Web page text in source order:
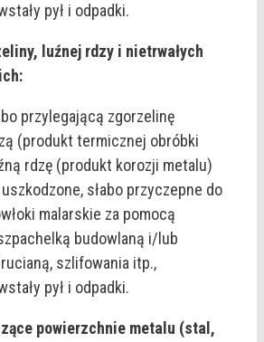
pył i odpadki.
luźnej rdzy i nietrwałych
przylegającą zgorzelinę
(produkt termicznej obróbki
rdzę (produkt korozji metalu)
słabo przyczepne do
malarskie za pomocą
budowlaną i/lub
szlifowania itp.,
pył i odpadki.
powierzchnie metalu (stal,